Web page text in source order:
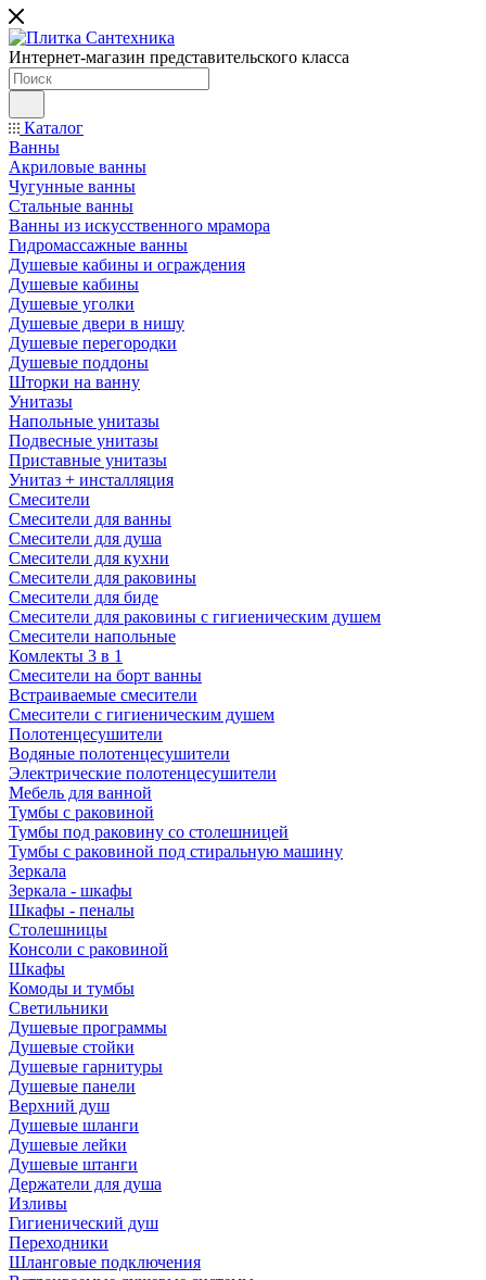
Интернет-магазин представительского класса
Каталог
Ванны
Акриловые ванны
Чугунные ванны
Стальные ванны
Ванны из искусственного мрамора
Гидромассажные ванны
Душевые кабины и ограждения
Душевые кабины
Душевые уголки
Душевые двери в нишу
Душевые перегородки
Душевые поддоны
Шторки на ванну
Унитазы
Напольные унитазы
Подвесные унитазы
Приставные унитазы
Унитаз + инсталляция
Смесители
Смесители для ванны
Смесители для душа
Смесители для кухни
Смесители для раковины
Смесители для биде
Смесители для раковины с гигиеническим душем
Смесители напольные
Комлекты 3 в 1
Смесители на борт ванны
Встраиваемые смесители
Смесители с гигиеническим душем
Полотенцесушители
Водяные полотенцесушители
Электрические полотенцесушители
Мебель для ванной
Тумбы с раковиной
Тумбы под раковину со столешницей
Тумбы с раковиной под стиральную машину
Зеркала
Зеркала - шкафы
Шкафы - пеналы
Столешницы
Консоли с раковиной
Шкафы
Комоды и тумбы
Светильники
Душевые программы
Душевые стойки
Душевые гарнитуры
Душевые панели
Верхний душ
Душевые шланги
Душевые лейки
Душевые штанги
Держатели для душа
Изливы
Гигиенический душ
Переходники
Шланговые подключения